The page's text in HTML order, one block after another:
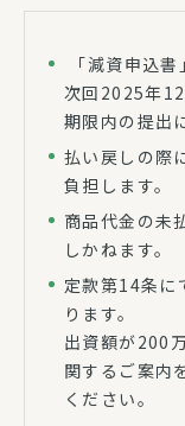
「減資申込
次回2025年12
期限内の提出
払い戻しの際
負担します。
商品代金の未
しかねます。
定款第14条に
ります。
出資額が200
関するご案内
ください。